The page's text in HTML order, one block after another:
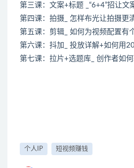
第三课：文案+标题 _“6+4”招让文
第四课：拍摄_ 怎样布光让拍摄更
第五课：剪辑_ 如何为视频配置有
第六课：抖加_ 投放详解+如何用
第七课：拉片+选题库_ 创作者如
个人IP 短视频赚钱